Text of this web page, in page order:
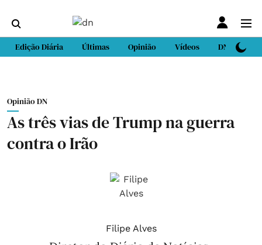
Edição Diária Últimas Opinião Vídeos DN Sport
Opinião DN
As três vias de Trump na guerra
contra o Irão
Filipe Alves